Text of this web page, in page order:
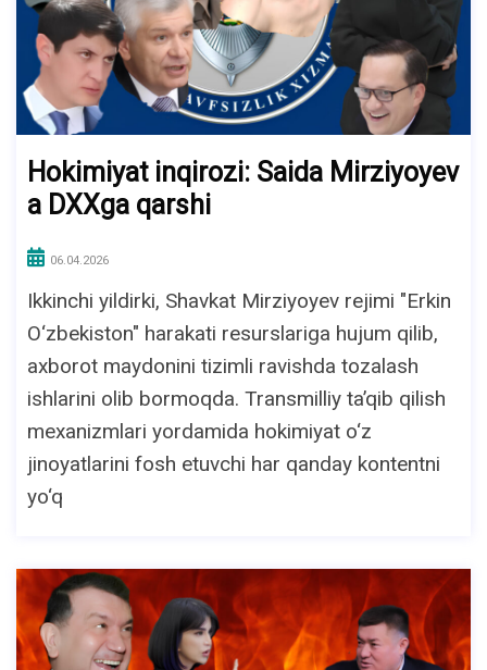
Hokimiyat inqirozi: Saida Mirziyoyev
a DXXga qarshi
06.04.2026
Ikkinchi yildirki, Shavkat Mirziyoyev rejimi "Erkin
O‘zbekiston" harakati resurslariga hujum qilib,
axborot maydonini tizimli ravishda tozalash
ishlarini olib bormoqda. Transmilliy ta’qib qilish
mexanizmlari yordamida hokimiyat o‘z
jinoyatlarini fosh etuvchi har qanday kontentni
yo‘q